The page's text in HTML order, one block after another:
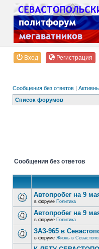
Вход Регистрация
Сообщения без ответов |
Список форумов
Сообщения без ответов
Автопробег на 9
в форуме Политика
Автопробег на 9
в форуме Политика
ЗАЗ-965 в
в форуме Жизнь в